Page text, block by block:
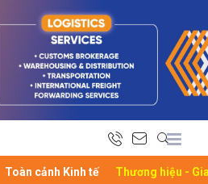
Toàn cảnh Kinh tế Thương hiệu -